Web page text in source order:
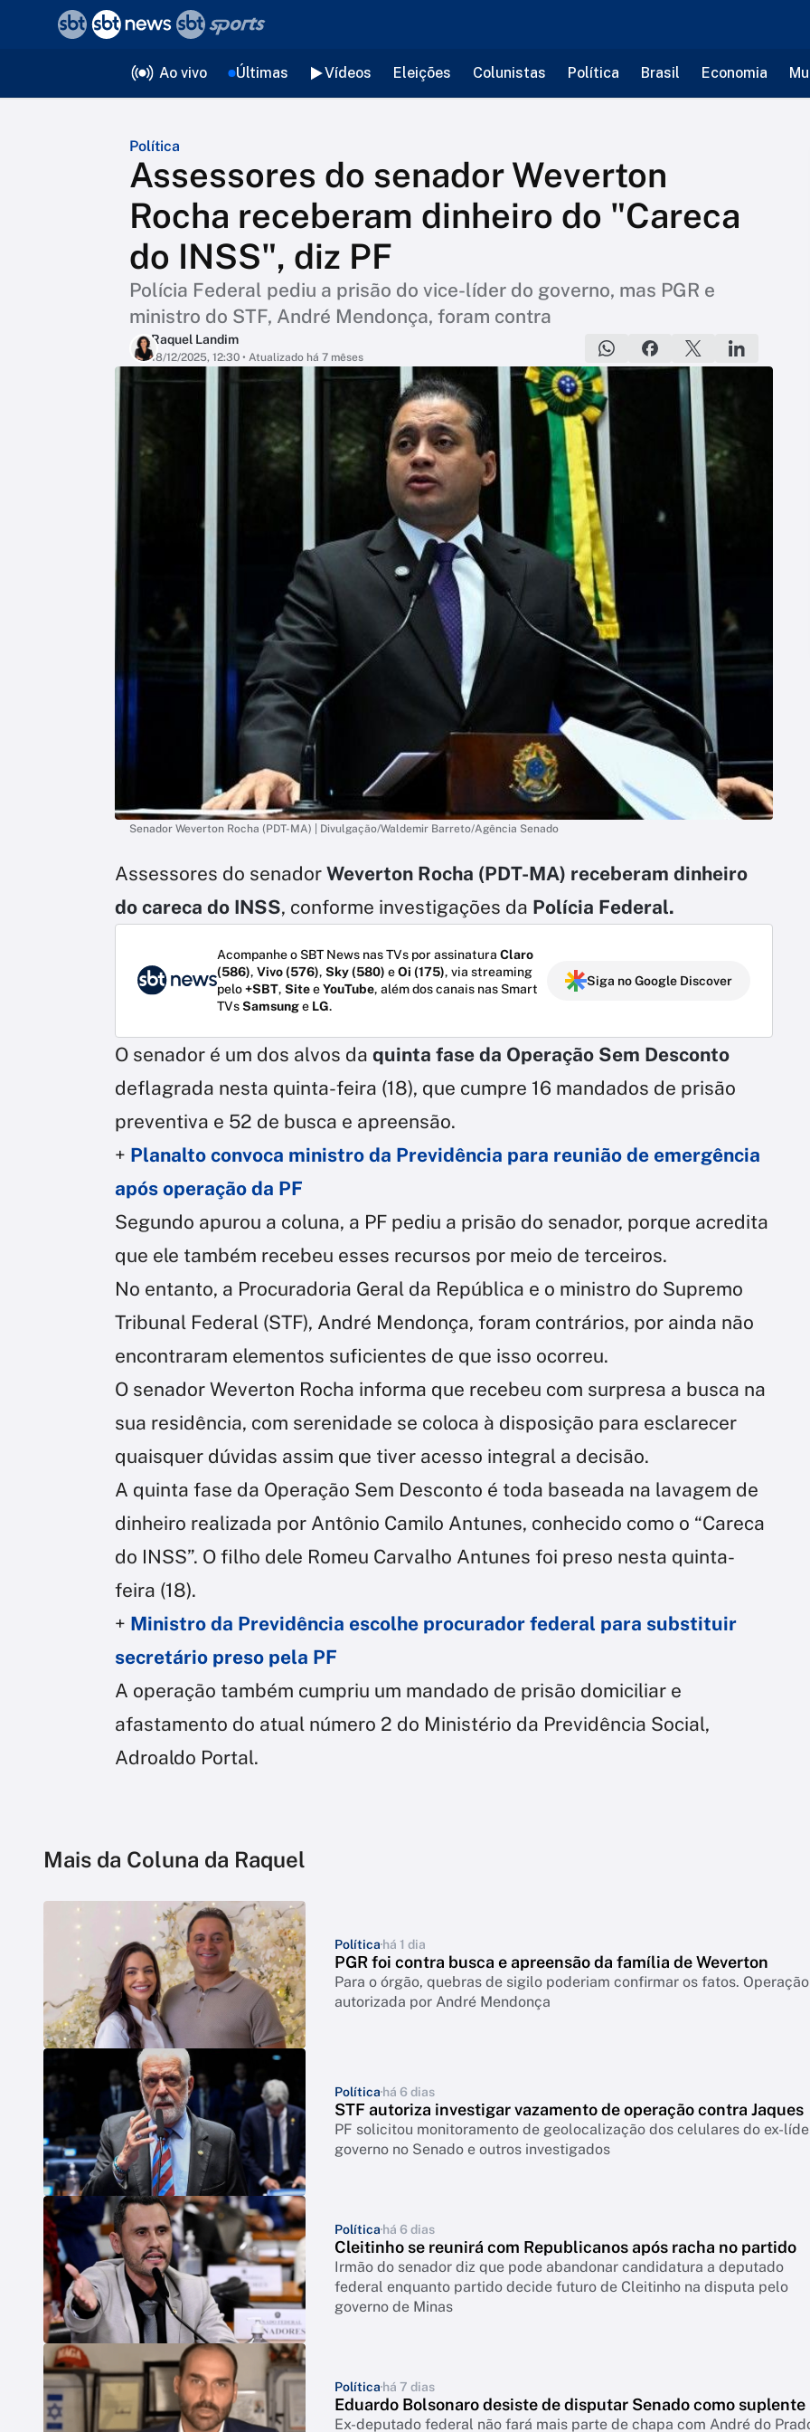
Ao vivo Últimas Vídeos Eleições Colunistas Política Brasil Economia
Política
Assessores do senador Weverton
Rocha receberam dinheiro do "Careca
do INSS", diz PF
Polícia Federal pediu a prisão do vice-líder do governo, mas PGR e
ministro do STF, André Mendonça, foram contra
Raquel Landim
18/12/2025, 12:30 • Atualizado há 7 mêses
Senador Weverton Rocha (PDT-MA) | Divulgação/Waldemir Barreto/Agência Senado
Assessores do senador Weverton Rocha (PDT-MA) receberam dinheiro
do careca do INSS, conforme investigações da Polícia Federal.
Acompanhe o SBT News nas TVs por assinatura Claro
(586), Vivo (576), Sky (580) eOi (175), via streaming
pelo+SBT, SiteeYouTube, além dos canais nas Smart
TVsSamsunge LG.
Siga no Google Discover
O senador é um dos alvos da quinta fase da Operação Sem Desconto
deflagrada nesta quinta-feira (18), que cumpre 16 mandados de prisão
preventiva e 52 de busca e apreensão.
+ Planalto convoca ministro da Previdência para reunião de emergência
após operação da PF
Segundo apurou a coluna, a PF pediu a prisão do senador, porque acredita
que ele também recebeu esses recursos por meio de terceiros.
No entanto, a Procuradoria Geral da República e o ministro do Supremo
Tribunal Federal (STF), André Mendonça, foram contrários, por ainda não
encontraram elementos suficientes de que isso ocorreu.
O senador Weverton Rocha informa que recebeu com surpresa a busca na
sua residência, com serenidade se coloca à disposição para esclarecer
quaisquer dúvidas assim que tiver acesso integral a decisão.
A quinta fase da Operação Sem Desconto é toda baseada na lavagem de
dinheiro realizada por Antônio Camilo Antunes, conhecido como o “Careca
do INSS”. O filho dele Romeu Carvalho Antunes foi preso nesta quinta-
feira (18).
+ Ministro da Previdência escolhe procurador federal para substituir
secretário preso pela PF
A operação também cumpriu um mandado de prisão domiciliar e
afastamento do atual número 2 do Ministério da Previdência Social,
Adroaldo Portal.
Mais da Coluna da Raquel
Política há 1 dia
PGR foi contra busca e apreensão da família de Weverton
Para o órgão, quebras de sigilo poderiam confirmar os fatos.
autorizada por André Mendonça
Política há 6 dias
STF autoriza investigar vazamento de operação contra Jaques
PF solicitou monitoramento de geolocalização dos celulares do ex-
governo no Senado e outros investigados
Política há 6 dias
Cleitinho se reunirá com Republicanos após racha no partido
Irmão do senador diz que pode abandonar candidatura a deputado
federal enquanto partido decide futuro de Cleitinho na disputa pelo
governo de Minas
Política há 7 dias
Eduardo Bolsonaro desiste de disputar Senado como suplente
Ex-deputado federal não fará mais parte de chapa com André do
voltar
Editorias